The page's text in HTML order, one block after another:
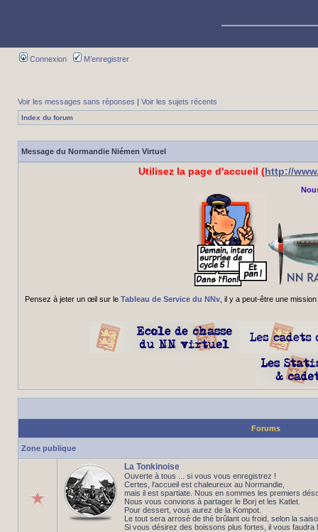
Connexion M’enregistrer
Voir les messages sans réponses | Voir les sujets récents
Index du forum
Message du Normandie Niémen Virtuel
Utilisez la page d'accueil (http://
Pensez à jeter un œil sur le Tableau de Service du NNv, il y a peut-être une
Forums
Zone publique
La Tonkinoise
Ouverte à tous ... si vous vous enregistrez !
Certes, l'accueil est chaleureux au Normandie,
mais il est spartiate. Nous en sommes les premiers
Nous vous convions à partager le Borj et les Katlet.
Pour dessert, vous aurez de la Kompot.
Le tout sera arrosé de thé brûlant ou froid, selon la
Si vous désirez des boissons plus fortes, il vous faudra